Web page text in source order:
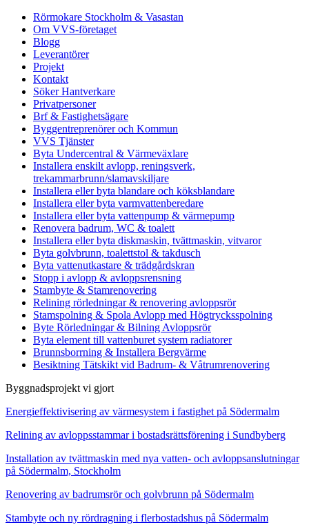
Rörmokare Stockholm & Vasastan
Om VVS-företaget
Blogg
Leverantörer
Projekt
Kontakt
Söker Hantverkare
Privatpersoner
Brf & Fastighetsägare
Byggentreprenörer och Kommun
VVS Tjänster
Byta Undercentral & Värmeväxlare
Installera enskilt avlopp, reningsverk,
trekammarbrunn/slamavskiljare
Installera eller byta blandare och köksblandare
Installera eller byta varmvattenberedare
Installera eller byta vattenpump & värmepump
Renovera badrum, WC & toalett
Installera eller byta diskmaskin, tvättmaskin, vitvaror
Byta golvbrunn, toalettstol & takdusch
Byta vattenutkastare & trädgårdskran
Stopp i avlopp & avloppsrensning
Stambyte & Stamrenovering
Relining rörledningar & renovering avloppsrör
Stamspolning & Spola Avlopp med Högtrycksspolning
Byte Rörledningar & Bilning Avloppsrör
Byta element till vattenburet system radiatorer
Brunnsborrning & Installera Bergvärme
Besiktning Tätskikt vid Badrum- & Våtrumrenovering
Byggnadsprojekt vi gjort
Energieffektivisering av värmesystem i fastighet på Södermalm
Relining av avloppsstammar i bostadsrättsförening i Sundbyberg
Installation av tvättmaskin med nya vatten- och avloppsanslutningar
på Södermalm, Stockholm
Renovering av badrumsrör och golvbrunn på Södermalm
Stambyte och ny rördragning i flerbostadshus på Södermalm